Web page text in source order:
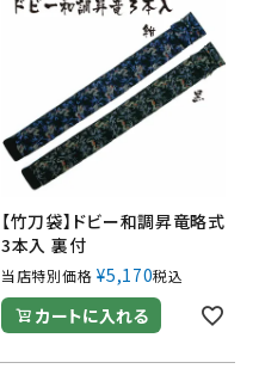
【竹刀袋】ドビー和調昇竜略式
3本入 裏付
当店特別価格 ¥5,170税込
カートに入れる